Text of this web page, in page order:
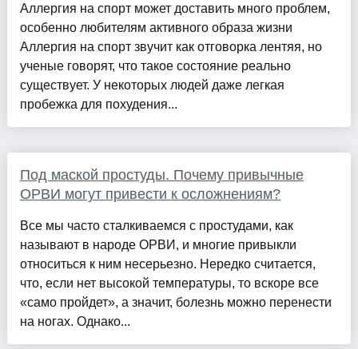
Аллергия на спорт может доставить много проблем,
особенно любителям активного образа жизни
Аллергия на спорт звучит как отговорка лентяя, но
ученые говорят, что такое состояние реально
существует. У некоторых людей даже легкая
пробежка для похудения...
Под маской простуды. Почему привычные
ОРВИ могут привести к осложнениям?
Все мы часто сталкиваемся с простудами, как
называют в народе ОРВИ, и многие привыкли
относиться к ним несерьезно. Нередко считается,
что, если нет высокой температуры, то вскоре все
«само пройдет», а значит, болезнь можно перенести
на ногах. Однако...